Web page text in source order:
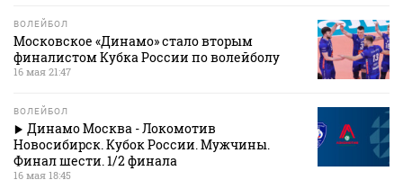
ВОЛЕЙБОЛ
Московское «Динамо» стало вторым
финалистом Кубка России по волейболу
16 мая 21:47
ВОЛЕЙБОЛ
Динамо Москва - Локомотив
Новосибирск. Кубок России. Мужчины.
Финал шести. 1/2 финала
16 мая 18:45